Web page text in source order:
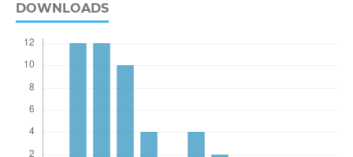
DOWNLOADS